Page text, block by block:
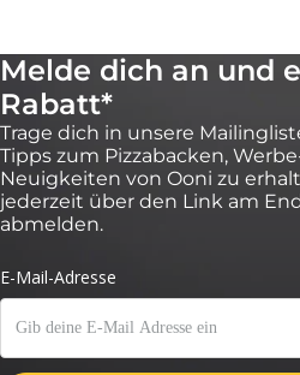
Melde dich an und
Rabatt*
Trage dich in unsere
Tipps zum Pizzabacken,
Neuigkeiten von Ooni zu
jederzeit über den Link am
abmelden.